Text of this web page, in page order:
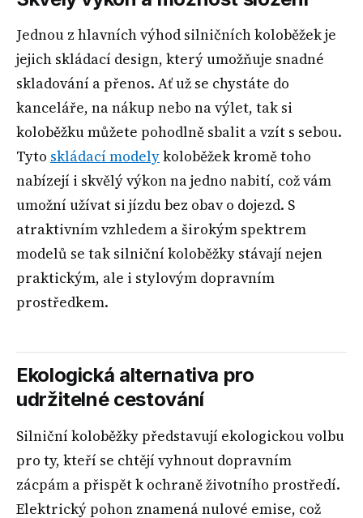
Jednou z hlavních výhod silničních koloběžek je
jejich skládací design, který umožňuje snadné
skladování a přenos. Ať už se chystáte do
kanceláře, na nákup nebo na výlet, tak si
koloběžku můžete pohodlně sbalit a vzít s sebou.
Tyto skládací modelykoloběžek kromě toho
nabízejí i skvělý výkon na jedno nabití, což vám
umožní užívat si jízdu bez obav o dojezd. S
atraktivním vzhledem a širokým spektrem
modelů se tak silniční koloběžky stávají nejen
praktickým, ale i stylovým dopravním
prostředkem.
Ekologická alternativa pro
udržitelné cestování
Silniční koloběžky představují ekologickou volbu
pro ty, kteří se chtějí vyhnout dopravním
zácpám a přispět k ochraně životního prostředí.
Elektrický pohon znamená nulové emise, což